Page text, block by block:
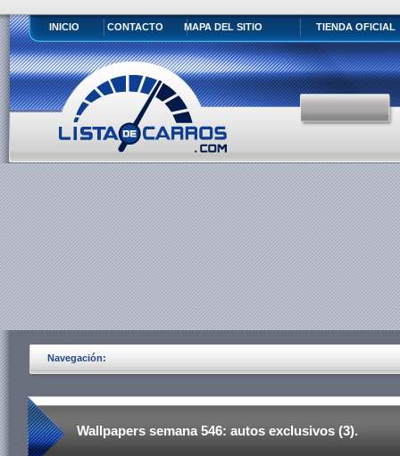
INICIO CONTACTO MAPA DEL SITIO TIENDA OFICIAL
Navegación:
Wallpapers semana 546: autos exclusivos (3).